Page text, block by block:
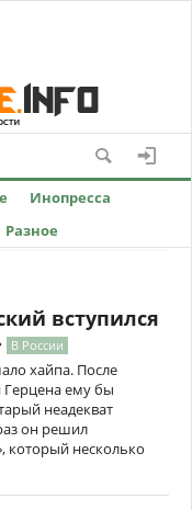
Инопресса
Разное
вступился
В России
хайпа. После
ему бы
неадекват
он решил
который несколько